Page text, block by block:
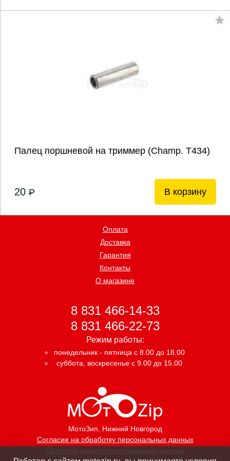
Палец поршневой на триммер (Champ. Т434)
20 P В корзину
МотоЗип, Нижний Новгород
Согласие на обработку персональных данных
Политика защиты персональных данных
Оплата
Доставка
Гарантия
Контакты
О магазине
8 831 466-14-33
8 831 466-22-73
Режим работы:
понедельник - пятница с 8.00 до 18.00
суббота, воскресенье с 9.00 до 15.00